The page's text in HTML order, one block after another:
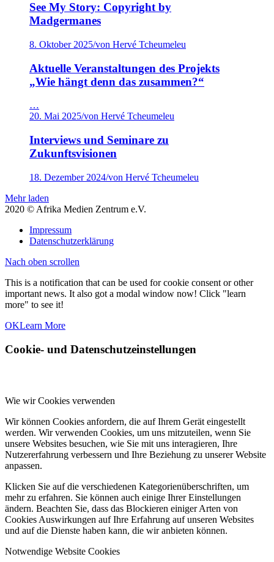
See My Story: Copyright by
Madgermanes
8. Oktober 2025/von Hervé Tcheumeleu
Aktuelle Veranstaltungen des Projekts
„Wie hängt denn das zusammen?“
…
20. Mai 2025/von Hervé Tcheumeleu
Interviews und Seminare zu
Zukunftsvisionen
18. Dezember 2024/von Hervé Tcheumeleu
Mehr laden
2020 © Afrika Medien Zentrum e.V.
Impressum
Datenschutzerklärung
Nach oben scrollen
This is a notification that can be used for cookie consent or other
important news. It also got a modal window now! Click "learn
more" to see it!
OKLearn More
Cookie- und Datenschutzeinstellungen
Wie wir Cookies verwenden
Wir können Cookies anfordern, die auf Ihrem Gerät eingestellt
werden. Wir verwenden Cookies, um uns mitzuteilen, wenn Sie
unsere Websites besuchen, wie Sie mit uns interagieren, Ihre
Nutzererfahrung verbessern und Ihre Beziehung zu unserer Website
anpassen.
Klicken Sie auf die verschiedenen Kategorienüberschriften, um
mehr zu erfahren. Sie können auch einige Ihrer Einstellungen
ändern. Beachten Sie, dass das Blockieren einiger Arten von
Cookies Auswirkungen auf Ihre Erfahrung auf unseren Websites
und auf die Dienste haben kann, die wir anbieten können.
Notwendige Website Cookies